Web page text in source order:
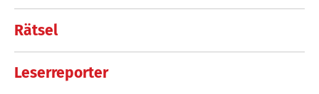
Rätsel
Leserreporter